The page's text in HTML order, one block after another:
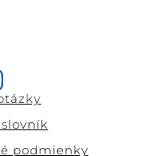
podmienky